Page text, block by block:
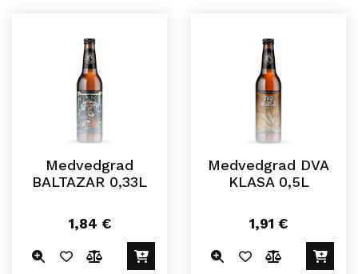
Medvedgrad
BALTAZAR 0,33L
1,84 €
Medvedgrad DVA
KLASA 0,5L
1,91 €